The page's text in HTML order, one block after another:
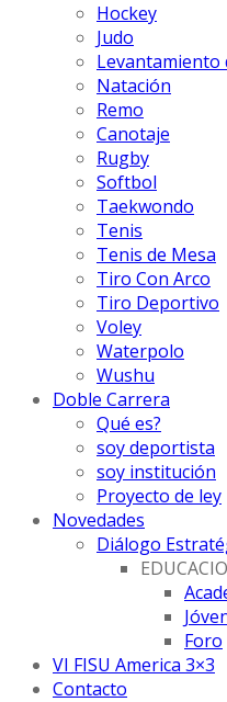
Hockey
Judo
Levantamiento
Natación
Remo
Canotaje
Rugby
Softbol
Taekwondo
Tenis
Tenis de Mesa
Tiro Con Arco
Tiro Deportivo
Voley
Waterpolo
Wushu
Doble Carrera
Qué es?
soy deportista
soy institución
Proyecto de ley
Novedades
Diálogo
Foro
VI FISU America 3×3
Contacto